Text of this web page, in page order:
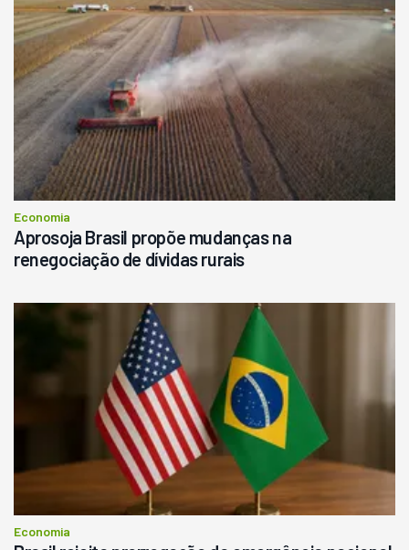
Economia
Aprosoja Brasil propõe mudanças na
renegociação de dívidas rurais
Economia